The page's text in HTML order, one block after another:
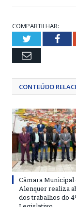
COMPARTILHAR:
Twitter
Email
CONTEÚDO
Câmara Municipal
Alenquer realiza
dos trabalhos do